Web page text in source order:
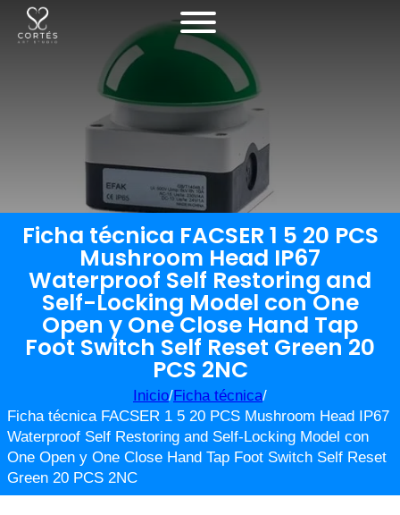
Ficha técnica FACSER 1 5 20 PCS
Mushroom Head IP67
Waterproof Self Restoring and
Self-Locking Model con One
Open y One Close Hand Tap
Foot Switch Self Reset Green 20
PCS 2NC
Inicio/Ficha técnica/
Ficha técnica FACSER 1 5 20 PCS Mushroom Head IP67
Waterproof Self Restoring and Self-Locking Model con
One Open y One Close Hand Tap Foot Switch Self Reset
Green 20 PCS 2NC